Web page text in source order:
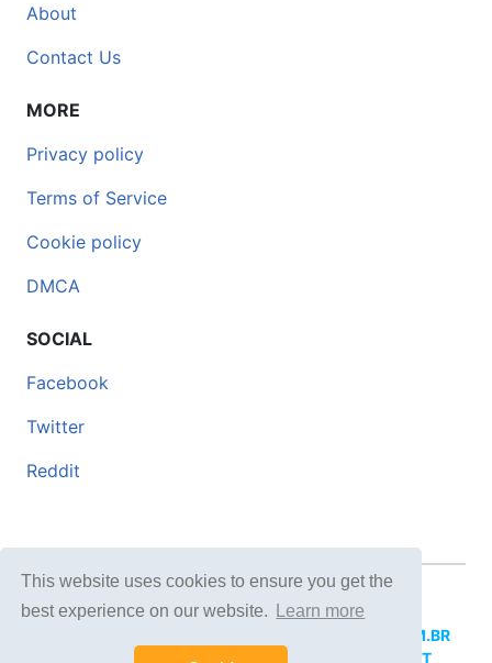
This website uses cookies to ensure you get the
best experience on our website.
Learn more
About
Contact Us
MORE
Privacy policy
Terms of Service
Cookie policy
DMCA
SOCIAL
Facebook
Twitter
Reddit
© 2026 DOCERO.TIPS
DOCERI.COM.BR
DOCERO.PL DOCERO.NET